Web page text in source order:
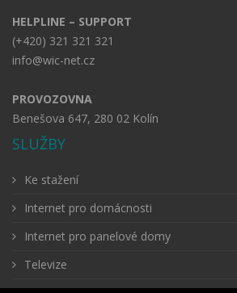
HELPLINE – SUPPORT
(+420) 321 321 321
info@wic-net.cz
PROVOZOVNA
Benešova 647, 280 02 Kolín
SLUŽBY
Ke stažení
Internet pro domácnosti
Internet pro panelové domy
Televize